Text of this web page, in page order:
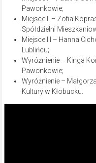
Pawonkowie;
Miejsce II – Zofia
Spółdzielni
Miejsce III – Hanna
Lublińcu;
Wyróżnienie – Kinga
Pawonkowie;
Wyróżnienie –
Kultury w Kłobucku.